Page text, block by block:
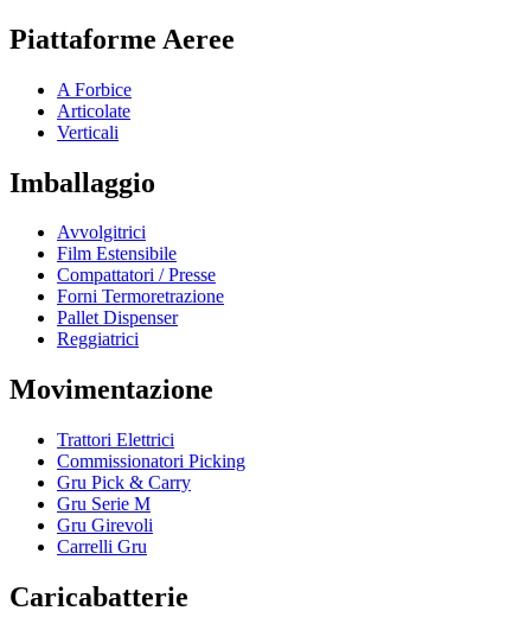
Piattaforme Aeree
A Forbice
Articolate
Verticali
Imballaggio
Avvolgitrici
Film Estensibile
Compattatori / Presse
Forni Termoretrazione
Pallet Dispenser
Reggiatrici
Movimentazione
Trattori Elettrici
Commissionatori Picking
Gru Pick & Carry
Gru Serie M
Gru Girevoli
Carrelli Gru
Caricabatterie